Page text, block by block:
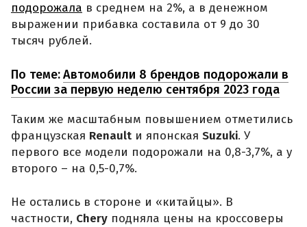
подорожала в среднем на 2%, а в денежном
выражении прибавка составила от 9 до 30
тысяч рублей.
По теме:Автомобили 8 брендов подорожали в
России за первую неделю сентября 2023 года
Таким же масштабным повышением отметились
французская Renault и японская Suzuki. У
первого все модели подорожали на 0,8-3,7%, а у
второго – на 0,5-0,7%.
Не остались в стороне и «китайцы». В
частности, Chery подняла цены на кроссоверы